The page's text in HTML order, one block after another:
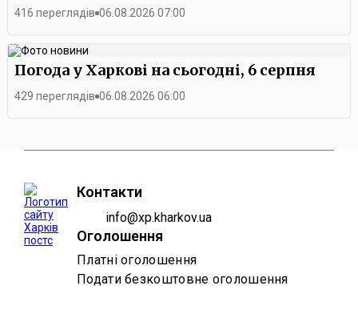
Червоного Хреста на 2026-2030 роки передбачає ще тіснішу
взаємодію з громадами, розвиток системи цивільного
416 переглядів 06.08.2026 07:00
Погода у Харкові на сьогодні, 6 серпня
429 переглядів 06.08.2026 06:00
Контакти
info@xp.kharkov.ua
Оголошення
Платні оголошення
Подати безкоштовне оголошення